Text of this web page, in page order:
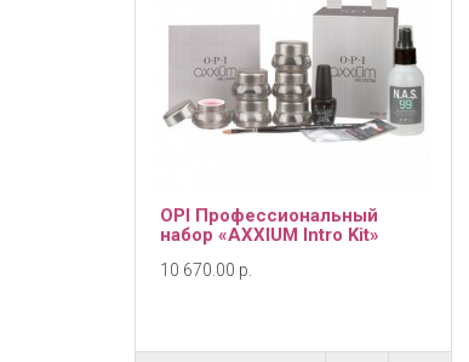
OPI Профессиональный
набор «AXXIUM Intro Kit»
10 670.00 р.